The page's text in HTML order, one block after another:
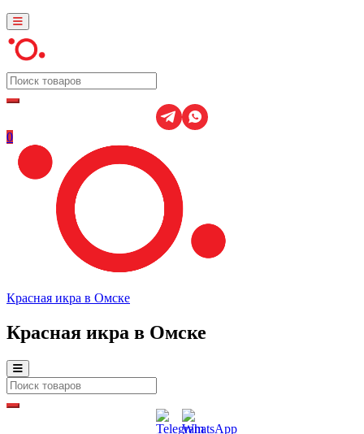
0
Красная икра в Омске
Красная икра в Омске